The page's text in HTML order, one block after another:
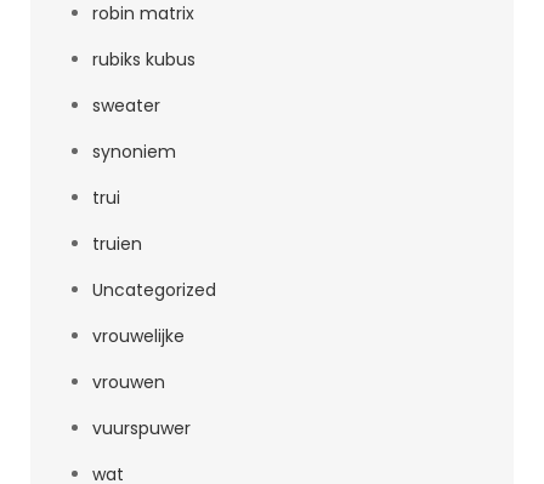
robin matrix
rubiks kubus
sweater
synoniem
trui
truien
Uncategorized
vrouwelijke
vrouwen
vuurspuwer
wat